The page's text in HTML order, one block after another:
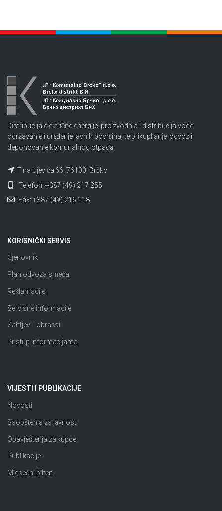
Distribucija električne energije, proizvodnja i distribucija vode,
održavanje i uređenje javnih površina, te prikupljanje, odvoz i
deponovanje komunalnog otpada.
Tina Ujevića 66, 76100, Brčko
Telefon: +387 (49) 217 255
Fax: +387 (49) 216 118
KORISNIČKI SERVIS
Cjenovnik
Plan odvoza smeća
Reklamacije
Servisne informacije
Zahtjevi i obrasci
Pristup informacijama
VIJESTI I PUBLIKACIJE
Novosti
Saopštenja za javnost
Obavještenja za kupce
Publikacije
Mjesečni bilten